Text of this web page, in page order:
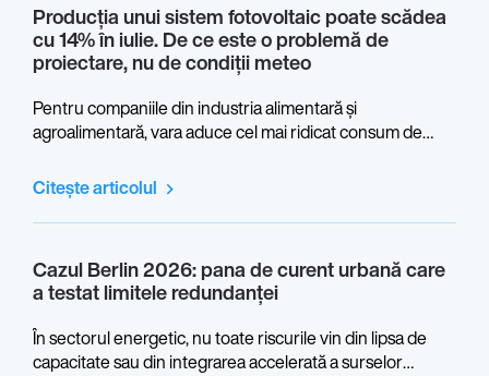
Producția unui sistem fotovoltaic poate scădea
cu 14% în iulie. De ce este o problemă de
proiectare, nu de condiții meteo
Pentru companiile din industria alimentară și
agroalimentară, vara aduce cel mai ridicat consum de
limitele unui sistem fotovoltaic proiectat fără a lua în calcul
efectele temperaturilor ridicate.
Citește articolul
Cazul Berlin 2026: pana de curent urbană care
a testat limitele redundanței
În sectorul energetic, nu toate riscurile vin din lipsa de
capacitate sau din integrarea accelerată a surselor